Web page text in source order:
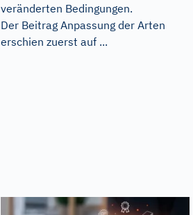
veränderten Bedingungen.
Der Beitrag Anpassung der Arten
erschien zuerst auf ...